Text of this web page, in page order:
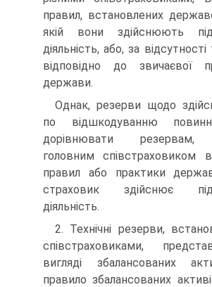
правил, встановлених
якій вони здійснюють
діяльність, або, за
відповідно до звича­євої
держави.
Однак, резерви щодо
по відшкодуванню
дорівнювати резервам,
головним співстраховиком
правил або практики
страховик здійснює
діяльність.
2. Технічні резерви,
співстраховиками,
вигляді збалансованих
правило збалансованих